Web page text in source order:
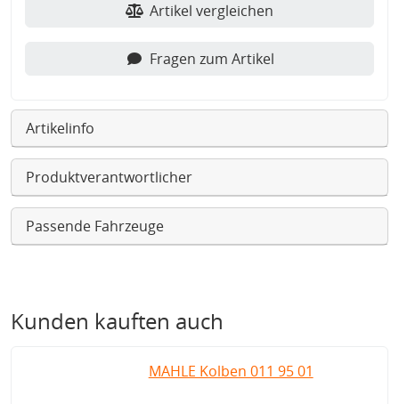
Artikel vergleichen
Fragen zum Artikel
Artikelinfo
Produktverantwortlicher
Passende Fahrzeuge
Kunden kauften auch
MAHLE Kolben 011 95 01